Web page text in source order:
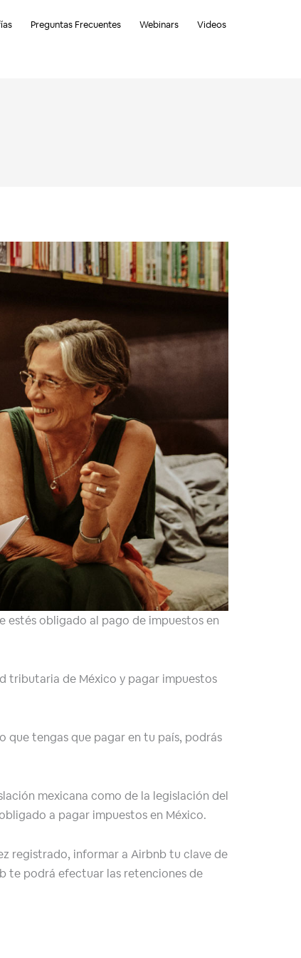
Preguntas Frecuentes Webinars Videos
estés obligado al pago de impuestos en
tributaria de México y pagar impuestos
que tengas que pagar en tu país, podrás
mexicana como de la legislación del
a pagar impuestos en México.
registrado, informar a Airbnb tu clave de
te podrá efectuar las retenciones de